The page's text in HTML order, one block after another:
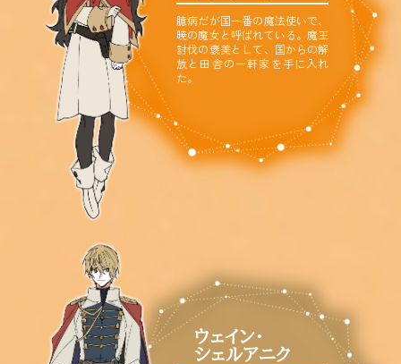
臆病だが国一番の魔法使いで、
暁の魔女と呼ばれている。魔王
討伐の褒美として、国からの解
放と田舎の一軒家を手に入れ
た。
ウェイン・
シェルアニク